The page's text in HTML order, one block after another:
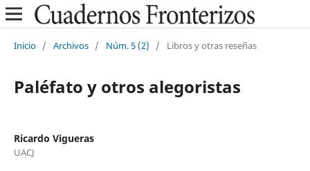
Inicio / Archivos / Núm. 5 (2) / Libros y otras reseñas
Paléfato y otros alegoristas
Ricardo Vigueras
UACJ